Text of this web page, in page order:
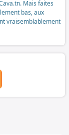
Mais faites
bas, aux
vraisemblablement